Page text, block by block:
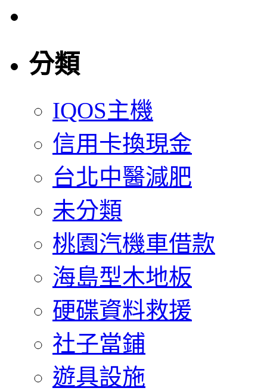
分類
IQOS主機
信用卡換現金
台北中醫減肥
未分類
桃園汽機車借款
海島型木地板
硬碟資料救援
社子當鋪
遊具設施